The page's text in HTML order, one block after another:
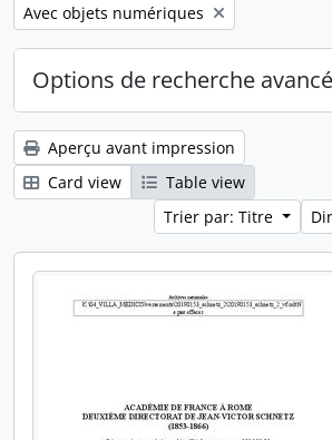
Remove filter:
Avec objets numériques
Options de recherche
Aperçu avant impression
Card view
Table view
Trier par: Titre